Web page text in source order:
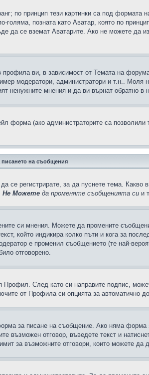
по принцип тези картинки са под формата
позната като Аватар, която по
се вземат Аватарите. Ако не можете да
ви, в зависимост от Темата на
модератори, администратори и т.н.. Моля
ненужните мнения и да ви върнат обратно в
форма (ако администраторите са
на съобщения
регистрирате, за да пуснете тема.
Не Можете да променяте съобщенията си и
си мнения. Можете да промените
който индикира колко пъти и кога за
е променил съобщението (те най-
отговорено.
Профил. След като си направите подпис,
от Профила си опцията за автоматично
за писане на съобщение. Ако няма форма
възможен отговор, въведете текст и
за възможните отговори, които можете да